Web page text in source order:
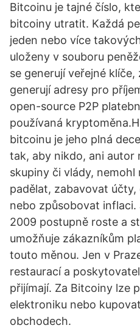
Bitcoinu je tajné číslo,
bitcoiny utratit. Každá
jeden nebo více
uloženy v souboru
se generují veřejné
generují adresy pro
open-source P2P
používaná
bitcoinu je jeho plná
tak, aby nikdo, ani autor
skupiny či vlády, nemohl
padělat, zabavovat
nebo způsobovat
2009 postupně roste a
umožňuje zákazníkům
touto měnou. Jen v
restaurací a
přijímají. Za Bitcoiny lze
elektroniku nebo
obchodech.